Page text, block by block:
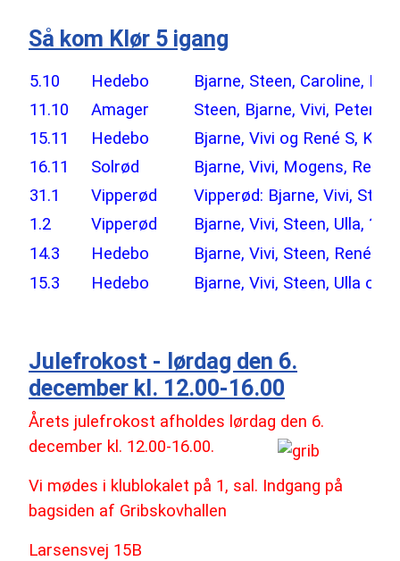
Så kom Klør 5 igang
5.10 Hedebo
Bjarne, Steen, Caroline,
11.10
Amager
Steen, Bjarne, Vivi, Peter
15.11
Hedebo
Bjarne, Vivi og René S,
16.11
Solrød
Bjarne, Vivi, Mogens, René
31.1
Vipperød
Vipperød: Bjarne, Vivi,
1.2
Vipperød
Bjarne, Vivi, Steen, Ulla, ?
14.3
Hedebo
Bjarne, Vivi, Steen, René
15.3
Hedebo Bjarne, Vivi, Steen, Ulla og
Julefrokost - lørdag den 6.
december kl. 12.00-16.00
Årets julefrokost afholdes lørdag den 6.
december kl. 12.00-16.00.
Vi mødes i klublokalet på 1, sal. Indgang på
bagsiden af Gribskovhallen
Larsensvej 15B